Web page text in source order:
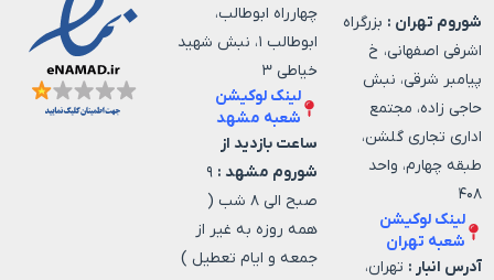
شوروم تهران : بزرگراه
اشرفی اصفهانی، خ
پیامبر شرقی، نبش
حاجی زاده، مجتمع
اداری تجاری گلشن،
طبقه چهارم، واحد
۴۰۸
لینک لوکیشن
شعبه تهران
آدرس انبار : تهران،
چهارراه ابوطالب،
ابوطالب ۱، نبش شهید
خیاطی ۳
لینک لوکیشن
شعبه مشهد
ساعت بازدید از
شوروم مشهد : ۹
صبح الی ۸ شب (
همه روزه به غیر از
جمعه و ایام تعطیل )